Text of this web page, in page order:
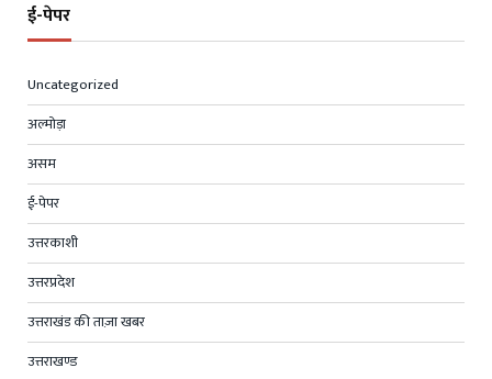
ई-पेपर
Uncategorized
अल्मोड़ा
असम
ई-पेपर
उत्तरकाशी
उत्तरप्रदेश
उत्तराखंड की ताज़ा खबर
उत्तराखण्ड